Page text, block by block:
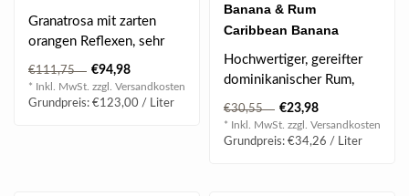
Granatrosa mit zarten
orangen Reflexen, sehr
feine Perlage, subtile
Aromen von r..
€111,75 €94,98
* Inkl. MwSt. zzgl. Versandkosten
Grundpreis: €123,00 / Liter
Banana & Rum
Caribbean Banana
Liqueur 0.7 l 40% vol
Hochwertiger, gereifter
dominikanischer Rum,
veredelt mit natürlichen
Bananen-M..
€30,55 €23,98
* Inkl. MwSt. zzgl. Versandkosten
Grundpreis: €34,26 / Liter